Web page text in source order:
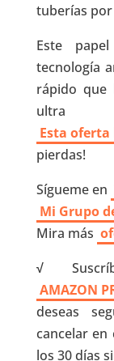
tuberías
Este
tecnología
rápido que
ultra
Esta oferta
pierdas!
Sígueme en
Mi Grupo
Mira más
√
AMAZON
deseas
cancelar
los 30 días